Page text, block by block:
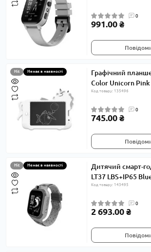
0
991.00 ₴
Hit Немає в наявності
Графічний
Color Unicorn
Код товару: 135496
0
745.00 ₴
Hit Немає в наявності
Дитячий смарт-
LT37 LBS+IP65
Код товару: 143495
0
2 693.00 ₴